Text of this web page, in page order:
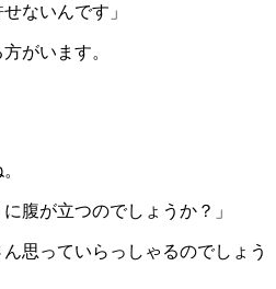
ないんです」
がいます。
腹が立つのでしょうか？」
思っていらっしゃるのでしょう